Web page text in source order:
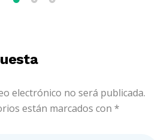
electrónico no será publicada.
están marcados con *